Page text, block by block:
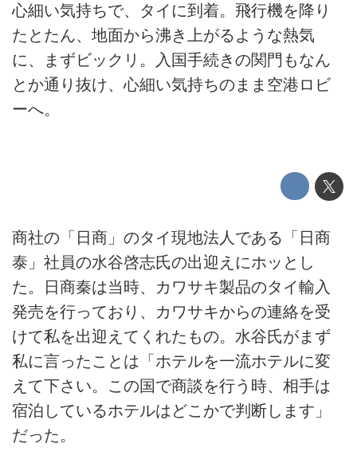
心細い気持ちで、タイに到着。飛行機を降り
たとたん、地面から沸き上がるような熱気
に、まずビックリ。入国手続きの関門もなん
とか通り抜け、心細い気持ちのまま空港ロビ
ーへ。
商社の「日商」のタイ現地法人である「日商
泰」社員の水谷啓志氏の出迎えにホッとし
た。日商秦は当時、カワサキ製品のタイ輸入
発売を行っており、カワサキからの連絡を受
けて私を出迎えてくれたもの。水谷氏がまず
私に言ったことは「ホテルを一流ホテルに変
えて下さい。この国で商談を行う時、相手は
宿泊しているホテルはどこかで判断します」
だった。